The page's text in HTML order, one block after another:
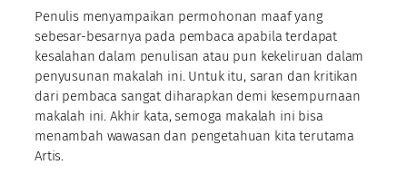
Penulis menyampaikan permohonan maaf yang
sebesar-besarnya pada pembaca apabila terdapat
kesalahan dalam penulisan atau pun kekeliruan dalam
penyusunan makalah ini. Untuk itu, saran dan kritikan
dari pembaca sangat diharapkan demi kesempurnaan
makalah ini. Akhir kata, semoga makalah ini bisa
menambah wawasan dan pengetahuan kita terutama
Artis.